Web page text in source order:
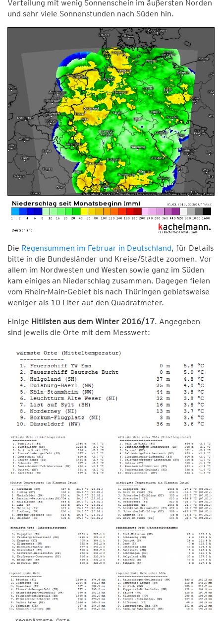
Verteilung mit wenig Sonnenschein im äußersten Norden
und sehr viele Sonnenstunden nach Süden hin.
Die Regensummen im Februar in Deutschland, für Details
bitte in die Bundesländer und Kreise/Städte zoomen. Vor
allem im Nordwesten und Westen sowie ganz im Süden
kam einiges an Niederschlag zusammen. Dagegen fielen
vom Rhein-Main-Gebiet bis nach Thüringen gebietsweise
weniger als 10 Liter auf den Quadratmeter.
Einige Hitlisten aus dem Winter 2016/17. Angegeben
sind jeweils die Orte mit dem Messwert: